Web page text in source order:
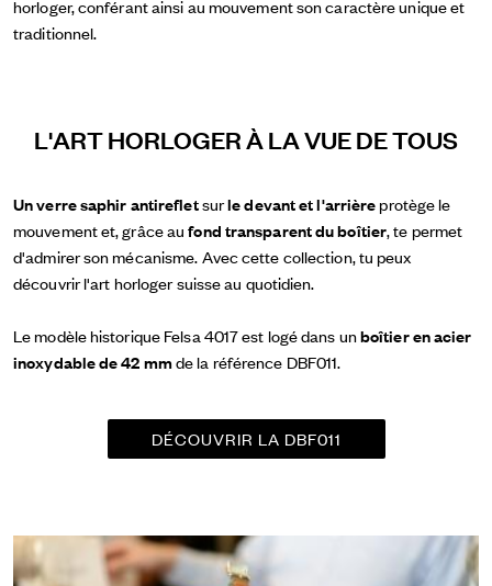
horloger, conférant ainsi au mouvement son caractère unique et
traditionnel.
L'ART HORLOGER À LA VUE DE TOUS
Un verre saphir antirefletsurle devant et l'arrièreprotège le
mouvement et, grâce aufond transparent du boîtier, te permet
d'admirer son mécanisme. Avec cette collection, tu peux
découvrir l'art horloger suisse au quotidien.
Le modèle historique Felsa 4017 est logé dans unboîtier en acier
inoxydable de 42 mmde la référence DBF011.
DÉCOUVRIR LA DBF011